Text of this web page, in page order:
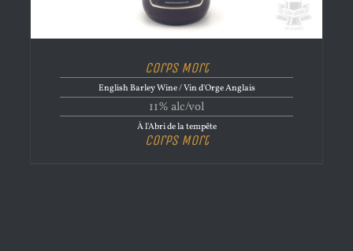
Corps Mort
English Barley Wine / Vin d'Orge Anglais
11% alc/vol
À l'Abri de la tempête
Corps Mort